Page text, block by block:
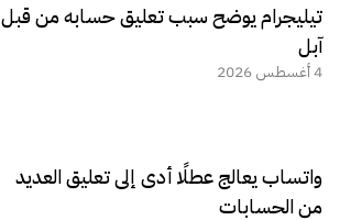
تيليجرام يوضح سبب تعليق حسابه من قبل
آبل
4 أغسطس 2026
واتساب يعالج عطلًا أدى إلى تعليق العديد
من الحسابات